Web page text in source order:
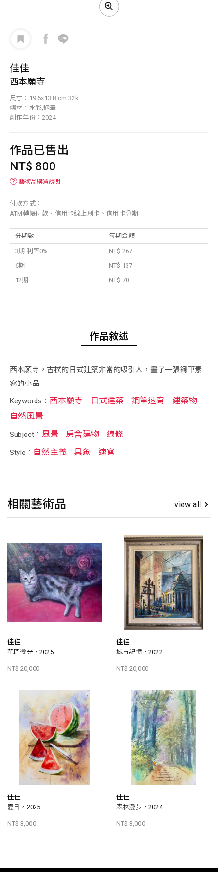
佳佳
西本願寺
尺寸：19.6x13.8 cm 32k
媒材：水彩,鋼筆
創作年份：2024
作品已售出
NT$ 800
？ 藝術品購買說明
付款方式：
ATM轉帳付款、信用卡線上刷卡、信用卡分期
分期數 每期金額
3期 利率0%
NT$ 267
6期
NT$ 137
12期
NT$ 70
作品敘述
西本願寺，古樸的日式建築非常的吸引人，畫了一張鋼筆素
寫的小品
Keywords： 西本願寺 日式建築 鋼筆速寫
建築物
自然風景
Subject： 風景 房舍建物 線條
Style： 自然主義 具象 速寫
相關藝術品 view all
佳佳
花間微光，2025
NT$ 20,000
佳佳
城市記憶，2022
NT$ 20,000
佳佳
夏日，2025
NT$ 3,000
佳佳
森林漫步，2024
NT$ 3,000